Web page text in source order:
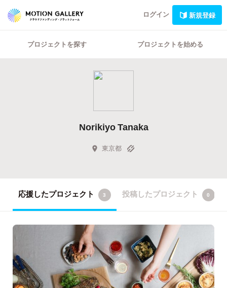
ログイン 新規登録
プロジェクトを探す プロジェクトを始める
Norikiyo Tanaka
東京都
応援したプロジェクト 3 投稿したプロジェクト 0